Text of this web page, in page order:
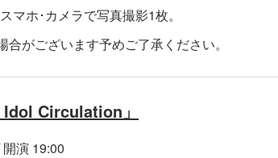
マホ･カメラで写真撮影1枚。
がございます予めご了承ください。
Circulation」
演 19:00